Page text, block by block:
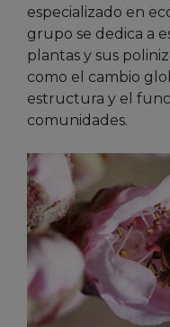
especializado en
grupo se dedica a
plantas y sus
como el cambio
estructura y el
comunidades.